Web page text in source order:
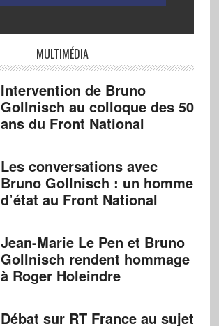
MULTIMÉDIA
Intervention de Bruno
Gollnisch au colloque des 50
ans du Front National
Les conversations avec
Bruno Gollnisch : un homme
d’état au Front National
Jean-Marie Le Pen et Bruno
Gollnisch rendent hommage
à Roger Holeindre
Débat sur RT France au sujet